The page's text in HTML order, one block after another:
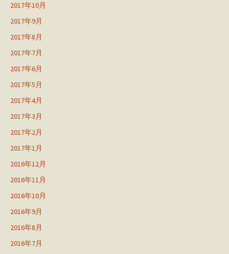
2017年10月
2017年9月
2017年8月
2017年7月
2017年6月
2017年5月
2017年4月
2017年3月
2017年2月
2017年1月
2016年12月
2016年11月
2016年10月
2016年9月
2016年8月
2016年7月